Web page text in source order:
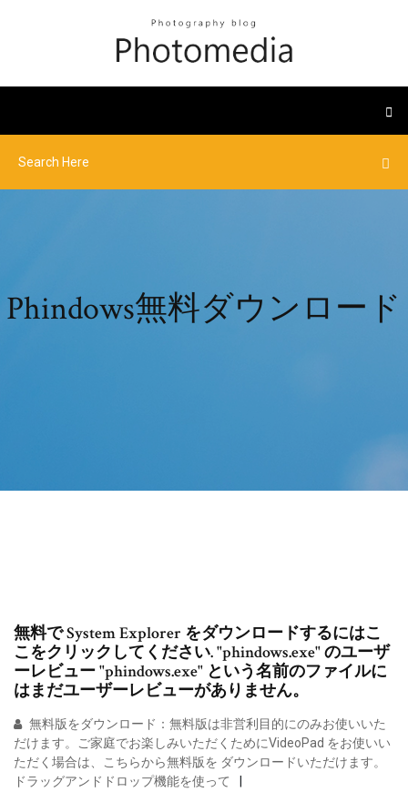
Phindows無料ダウンロード
無料で System Explorer をダウンロードするにはこ
こをクリックしてください. "phindows.exe" のユーザ
ーレビュー "phindows.exe" という名前のファイルに
はまだユーザーレビューがありません。
無料版をダウンロード：無料版は非営利目的にのみお使いいた
だけます。ご家庭でお楽しみいただくためにVideoPad をお使いい
ただく場合は、こちらから無料版を ダウンロードいただけます。
ドラッグアンドドロップ機能を使って